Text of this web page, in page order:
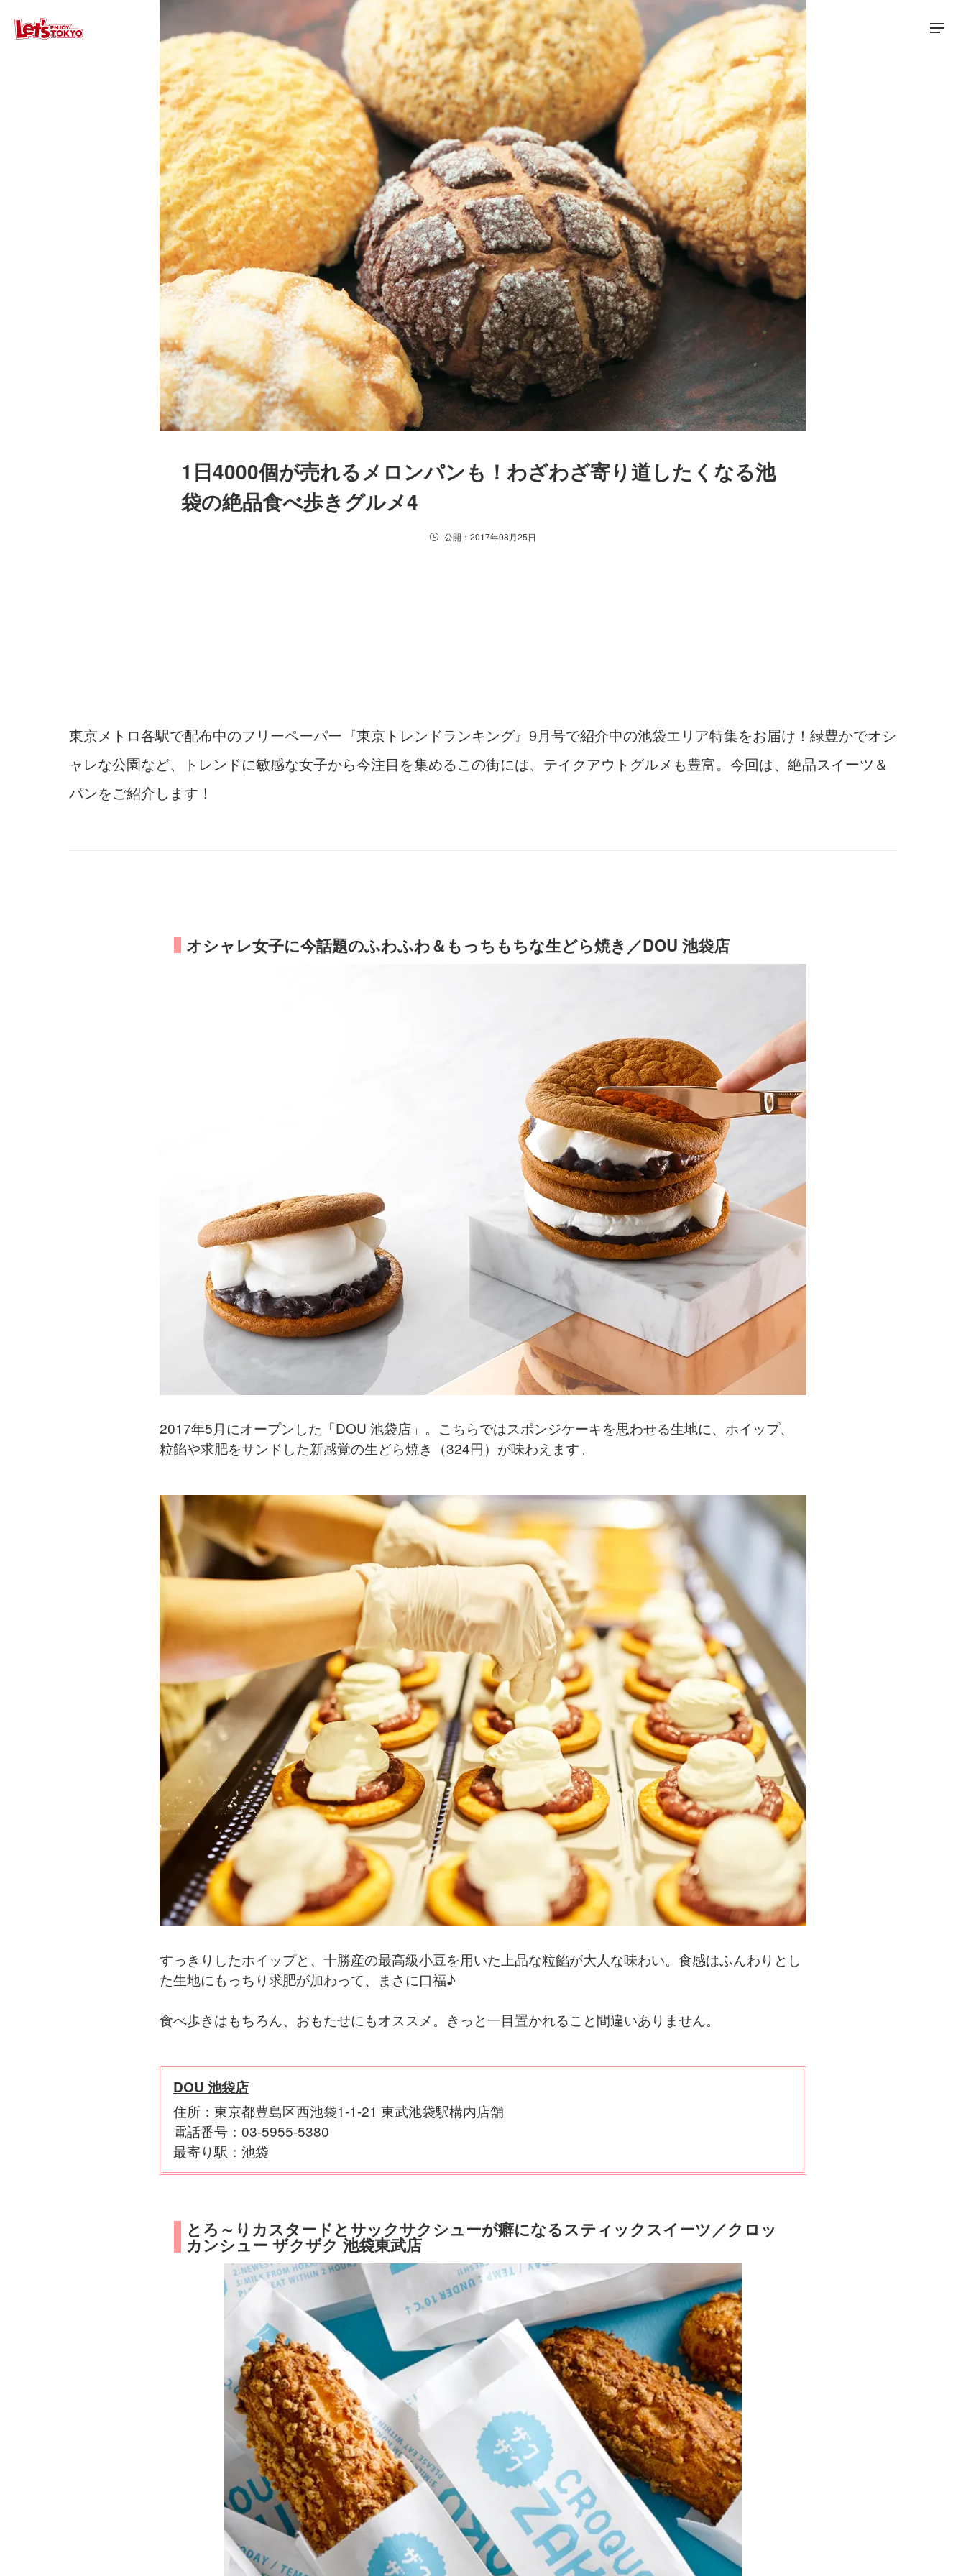
1日4000個が売れるメロンパンも！わざわざ寄り道したくなる池
袋の絶品食べ歩きグルメ4
公開：2017年08月25日
東京メトロ各駅で配布中のフリーペーパー『東京トレンドランキング』9月号で紹介中の池袋エリア特集をお届け！緑豊かでオシ
ャレな公園など、トレンドに敏感な女子から今注目を集めるこの街には、テイクアウトグルメも豊富。今回は、絶品スイーツ＆
パンをご紹介します！
オシャレ女子に今話題のふわふわ＆もっちもちな生どら焼き／DOU 池袋店
2017年5月にオープンした「DOU 池袋店」。こちらではスポンジケーキを思わせる生地に、ホイップ、
粒餡や求肥をサンドした新感覚の生どら焼き（324円）が味わえます。
すっきりしたホイップと、十勝産の最高級小豆を用いた上品な粒餡が大人な味わい。食感はふんわりとし
た生地にもっちり求肥が加わって、まさに口福♪
食べ歩きはもちろん、おもたせにもオススメ。きっと一目置かれること間違いありません。
DOU 池袋店
住所：東京都豊島区西池袋1-1-21 東武池袋駅構内店舗
電話番号：03-5955-5380
最寄り駅：池袋
とろ～りカスタードとサックサクシューが癖になるスティックスイーツ／クロッ
カンシュー ザクザク 池袋東武店